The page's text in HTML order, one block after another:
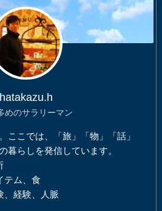
hatakazu.h
めのサラリーマン
こでは、「旅」「物」「話」
暮らしを発信しています。
テム、食
経験、人脈